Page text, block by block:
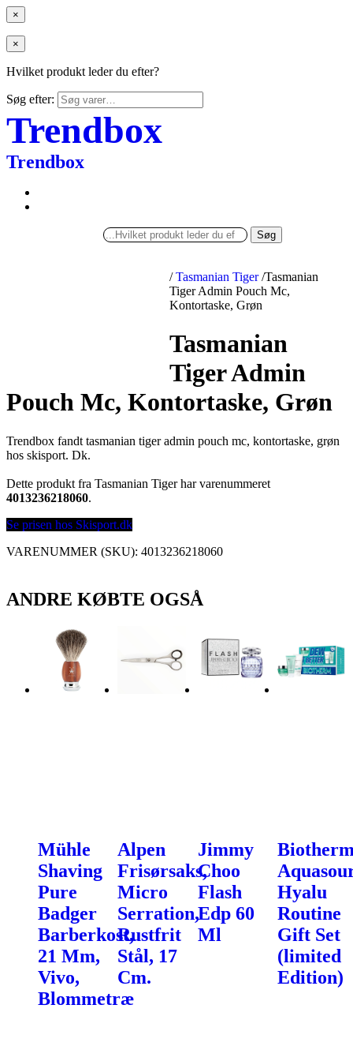
×
×
Hvilket produkt leder du efter?
Søg efter:
Trendbox
Trendbox
Søg
/ Tasmanian Tiger /Tasmanian
Tiger Admin Pouch Mc,
Kontortaske, Grøn
Tasmanian
Tiger Admin
Pouch Mc, Kontortaske, Grøn
Trendbox fandt tasmanian tiger admin pouch mc, kontortaske, grøn
hos skisport. Dk.
Dette produkt fra Tasmanian Tiger har varenummeret
4013236218060.
Se prisen hos Skisport.dk
VARENUMMER (SKU): 4013236218060
ANDRE KØBTE OGSÅ
Mühle
Shaving
Pure
Badger
Barberkost,
21 Mm,
Vivo,
Blommetræ
Alpen
Frisørsaks,
Micro
Serration,
Rustfrit
Stål, 17
Cm.
Jimmy
Choo
Flash
Edp 60
Ml
Hyalu
Routine
Gift Set
(limited
Edition)